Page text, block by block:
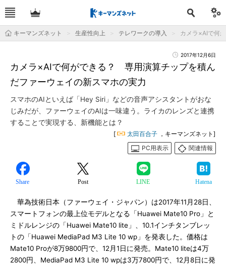
キーマンズネット 生産性向上 テレワークの導入 カメラ×AIで何
2017年12月6日
カメラ×AIで何ができる？ 専用演算チップを積ん
だファーウェイの新スマホの実力
スマホのAIといえば「Hey Siri」などの音声アシスタントがおな
じみだが、ファーウェイのAIは一味違う。ライカのレンズと連携
することで実現する、新機能とは？
[ 太田百合子 ，キーマンズネット]
PC用表示
関連情報
Share Post LINE Hatena
華為技術日本（ファーウェイ・ジャパン）は2017年11月28日、
スマートフォンの最上位モデルとなる「Huawei Mate10 Pro」と
ミドルレンジの「Huawei Mate10 lite」、10.1インチタンブレッ
トの「Huawei MediaPad M3 Lite 10 wp」を発表した。価格は
Mate10 Proが8万9800円で、12月1日に発売。Mate10 liteは4万
2800円、MediaPad M3 Lite 10 wpは3万7800円で、12月8日に発